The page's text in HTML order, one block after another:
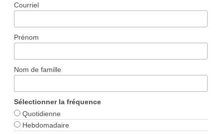
Courriel
Prénom
Nom de famille
Sélectionner la fréquence
Quotidienne
Hebdomadaire